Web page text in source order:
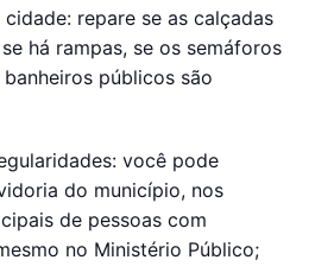
cidade:repare se as calçadas
há rampas, se os semáforos
públicos são
: você pode
do município, nos
de pessoas com
no Ministério Público;